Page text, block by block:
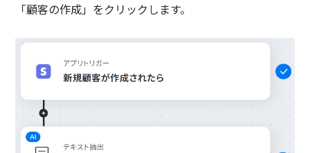
「顧客の作成」をクリックします。